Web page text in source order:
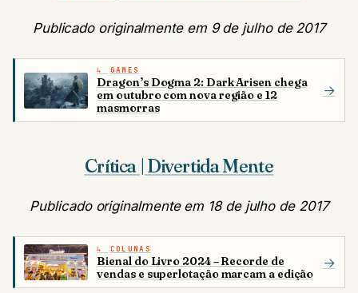
Publicado originalmente em 9 de julho de 2017
GAMES
Dragon’s Dogma 2: Dark Arisen chega
em outubro com nova região e 12
masmorras
→
Crítica | Divertida Mente
Publicado originalmente em 18 de julho de 2017
COLUNAS
Bienal do Livro 2024 – Recorde de
vendas e superlotação marcam a edição
→